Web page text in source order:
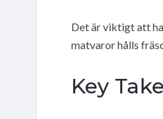
Det är viktigt att
matvaror hålls
Key